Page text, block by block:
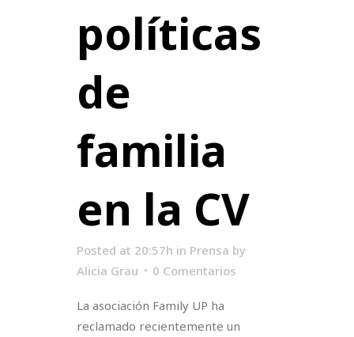
políticas
de
familia
en la CV
Posted at 20:57h in Prensa by
Alicia Grau
0 Comentarios
La asociación Family UP ha
reclamado recientemente un